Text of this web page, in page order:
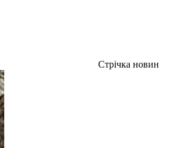
Стрічка новин